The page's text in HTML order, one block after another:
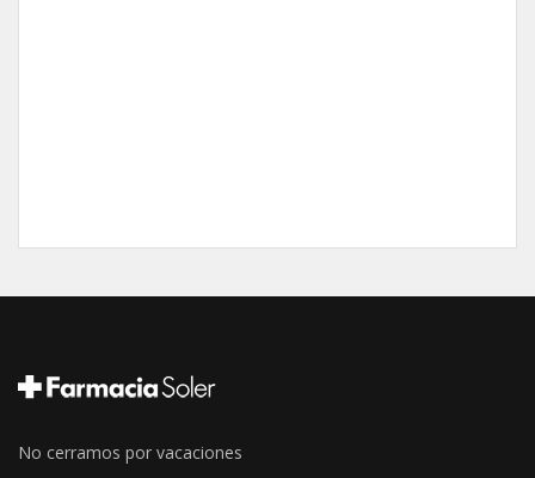
No cerramos por vacaciones